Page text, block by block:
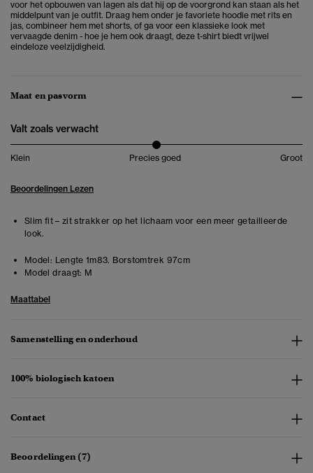
voor het opbouwen van lagen als dat hij op de voorgrond kan staan als het
middelpunt van je outfit. Draag hem onder je favoriete hoodie met rits en
jas, combineer hem met shorts, of ga voor een klassieke look met
vervaagde denim - hoe je hem ook draagt, deze t-shirt biedt vrijwel
eindeloze veelzijdigheid.
Maat en pasvorm
Valt zoals verwacht
Klein Precies goed Groot
Beoordelingen Lezen
Slim fit – zit strakker op het lichaam voor een meer getailleerde
look.
Model: Lengte 1m83. Borstomtrek 97cm
Model draagt: M
Maattabel
Samenstelling en onderhoud
100% biologisch katoen
Contact
Beoordelingen (7)